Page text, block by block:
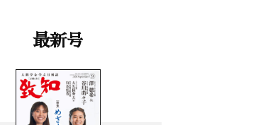
最新号